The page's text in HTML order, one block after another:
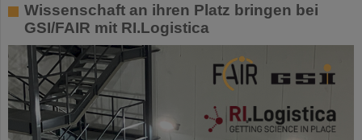
Wissenschaft an ihren Platz bringen bei
GSI/FAIR mit RI.Logistica